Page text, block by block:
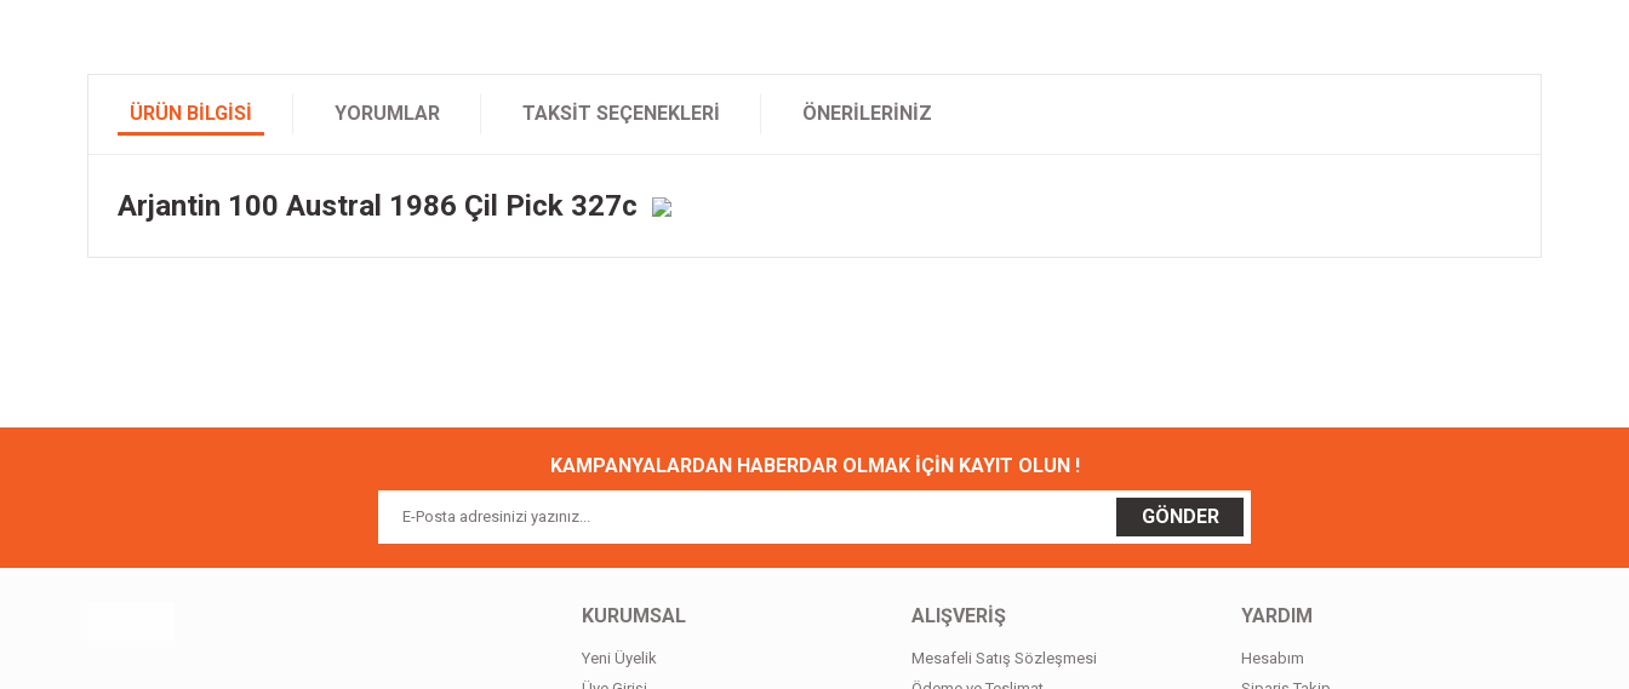
ÜRÜN BILGISI YORUMLAR TAKSIT SEÇENEKLERI ÖNERILERINIZ
Arjantin 100 Austral 1986 Çil Pick 327c
Bu ürüne benzer farklı alternatifler olmalı.
KAMPANYALARDAN HABERDAR OLMAK İÇİN KAYIT OLUN !
GÖNDER
KURUMSAL
Yeni Üyelik
ALIŞVERİŞ
Mesafeli Satış Sözleşmesi
YARDIM
Hesabım